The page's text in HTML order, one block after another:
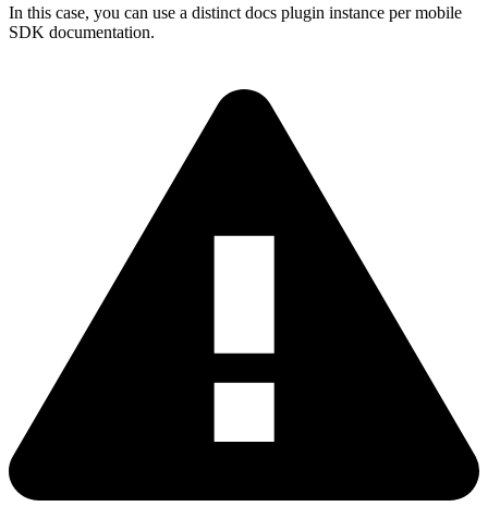
In this case, you can use a distinct docs plugin instance per mobile
SDK documentation.